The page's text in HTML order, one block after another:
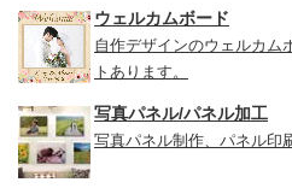
ウェルカムボード
自作デザインのウェルカム
トあります。
写真パネル/パネル加工
写真パネル制作、パネル印